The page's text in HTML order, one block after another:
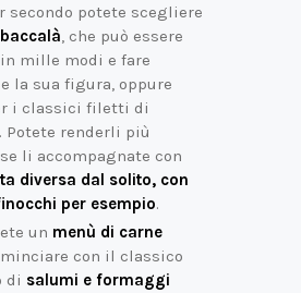
secondo potete scegliere
baccalà, che può essere
mille modi e fare
la sua figura, oppure
i classici filetti di
Potete renderli più
li accompagnate con
diversa dal solito, con
per esempio.
un menù di carne
con il classico
di salumi e formaggi